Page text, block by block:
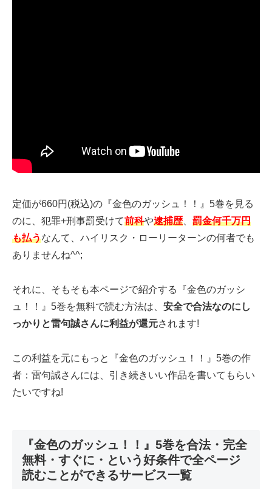
定価が660円(税込)の『金色のガッシュ！！』5巻を見る
のに、犯罪+刑事罰受けて前科や逮捕歴、 罰金何千万円
も払うなんて、ハイリスク・ローリーターンの何者でも
ありませんね^^;
それに、そもそも本ページで紹介する『金色のガッシ
ュ！！』5巻を無料で読む方法は、 安全で合法なのにし
っかりと雷句誠さんに利益が還元されます!
この利益を元にもっと『金色のガッシュ！！』5巻の作
者：雷句誠さんには、引き続きいい作品を書いてもらい
たいですね!
『金色のガッシュ！！』5巻を合法・完全
無料・すぐに・という好条件で全ページ
読むことができるサービス一覧